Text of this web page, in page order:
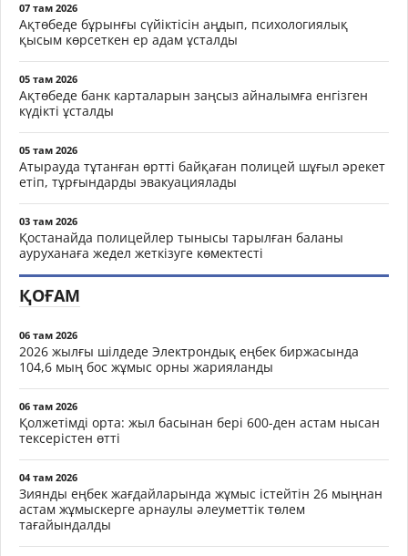
07 там 2026
Ақтөбеде бұрынғы сүйіктісін аңдып, психологиялық
қысым көрсеткен ер адам ұсталды
05 там 2026
Ақтөбеде банк карталарын заңсыз айналымға енгізген
күдікті ұсталды
05 там 2026
Атырауда тұтанған өртті байқаған полицей шұғыл әрекет
етіп, тұрғындарды эвакуациялады
03 там 2026
Қостанайда полицейлер тынысы тарылған баланы
ауруханаға жедел жеткізуге көмектесті
ҚОҒАМ
06 там 2026
2026 жылғы шілдеде Электрондық еңбек биржасында
104,6 мың бос жұмыс орны жарияланды
06 там 2026
Қолжетімді орта: жыл басынан бері 600-ден астам нысан
тексерістен өтті
04 там 2026
Зиянды еңбек жағдайларында жұмыс істейтін 26 мыңнан
астам жұмыскерге арнаулы әлеуметтік төлем
тағайындалды